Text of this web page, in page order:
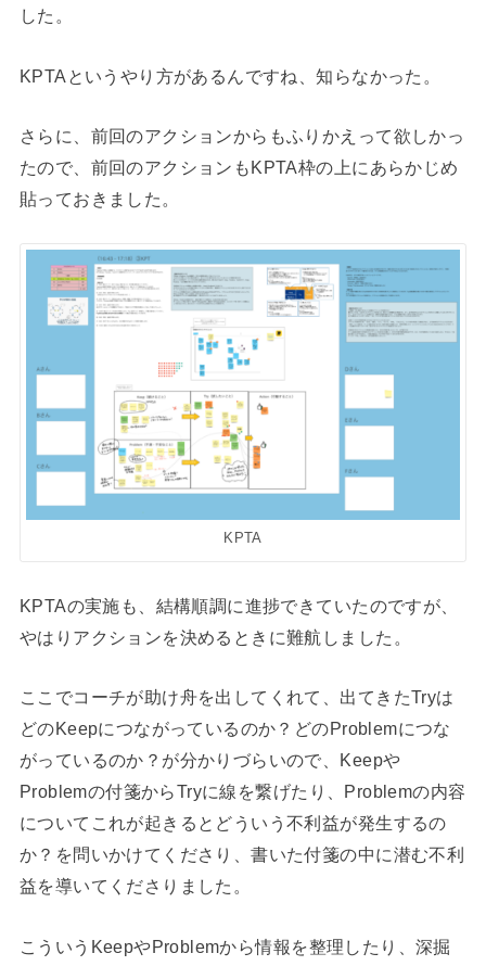
した。
KPTAというやり方があるんですね、知らなかった。
さらに、前回のアクションからもふりかえって欲しかっ
たので、前回のアクションもKPTA枠の上にあらかじめ
貼っておきました。
KPTA
KPTAの実施も、結構順調に進捗できていたのですが、
やはりアクションを決めるときに難航しました。
ここでコーチが助け舟を出してくれて、出てきたTryは
どのKeepにつながっているのか？どのProblemにつな
がっているのか？が分かりづらいので、Keepや
Problemの付箋からTryに線を繋げたり、Problemの内容
についてこれが起きるとどういう不利益が発生するの
か？を問いかけてくださり、書いた付箋の中に潜む不利
益を導いてくださりました。
こういうKeepやProblemから情報を整理したり、深掘